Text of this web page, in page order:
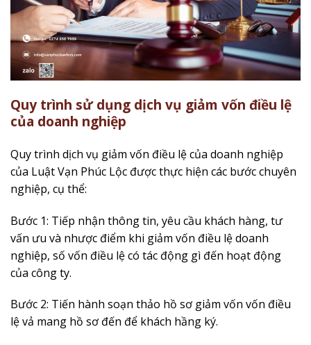
Quy trình sử dụng dịch vụ giảm vốn điều lệ
của doanh nghiệp
Quy trình dịch vụ giảm vốn điều lệ của doanh nghiệp
của Luật Vạn Phúc Lộc được thực hiện các bước chuyên
nghiệp, cụ thể:
Bước 1: Tiếp nhận thông tin, yêu cầu khách hàng, tư
vấn ưu và nhược điểm khi giảm vốn điều lệ doanh
nghiệp, số vốn điều lệ có tác động gì đến hoạt động
của công ty.
Bước 2: Tiến hành soạn thảo hồ sơ giảm vốn vốn điều
lệ vả mang hồ sơ đến để khách hầng ký.